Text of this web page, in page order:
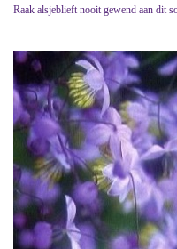
Raak alsjeblieft nooit gewend aan dit